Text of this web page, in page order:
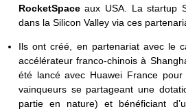
RocketSpaceaux USA. La startup
dans la Silicon Valley via ces
Ils ont créé, en partenariat avec le
accélérateur franco-chinois à
été lancé avec Huawei France
vainqueurs se partageant une
partie en nature) et bénéficiant